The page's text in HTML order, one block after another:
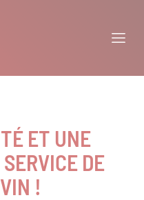
ET UNE
DE
!